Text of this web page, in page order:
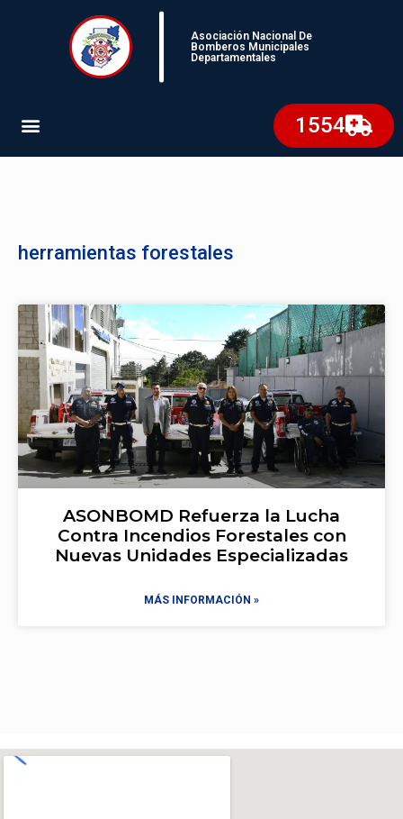
Asociación Nacional De
Bomberos Municipales
Departamentales
1554
herramientas forestales
ASONBOMD Refuerza la Lucha
Contra Incendios Forestales con
Nuevas Unidades Especializadas
MÁS INFORMACIÓN »